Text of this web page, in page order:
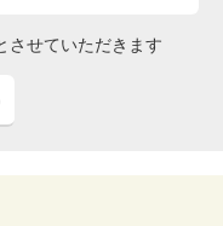
させていただきます